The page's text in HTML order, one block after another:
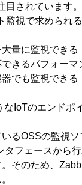
目されています
監視で求められ
量に監視できる
できるパフォー
でも監視できる
なIoTのエンドポ
るOSSの監視
タフェースから
そのため、